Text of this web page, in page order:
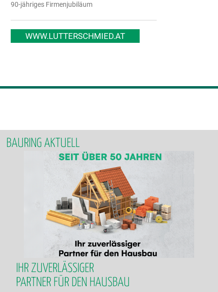
90-jähriges Firmenjubiläum
WWW.LUTTERSCHMIED.AT
BAURING AKTUELL
IHR ZUVERLÄSSIGER
PARTNER FÜR DEN HAUSBAU